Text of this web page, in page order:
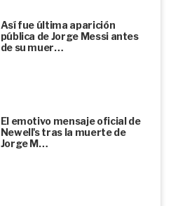
Así fue última aparición
pública de Jorge Messi antes
de su muer…
El emotivo mensaje oficial de
Newell's tras la muerte de
Jorge M…